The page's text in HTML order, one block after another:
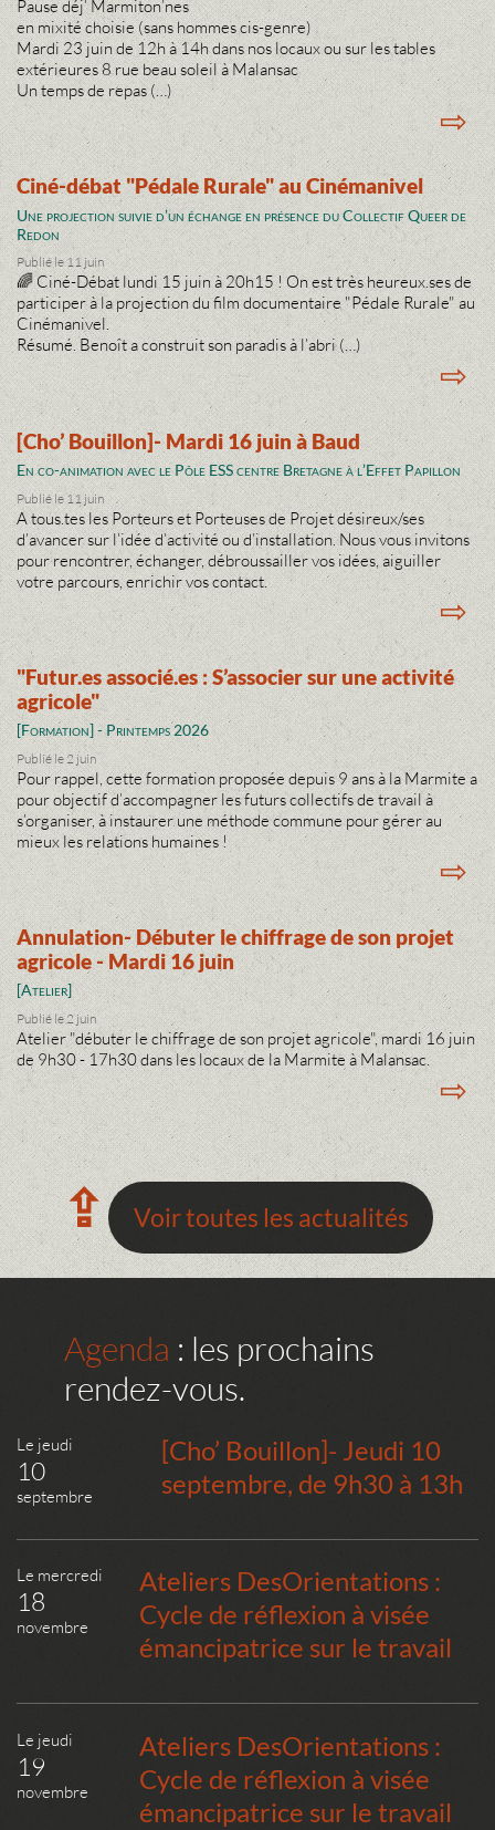
Pause déj’ Marmiton’nes
en mixité choisie (sans hommes cis-genre)
Mardi 23 juin de 12h à 14h dans nos locaux ou sur les tables
extérieures 8 rue beau soleil à Malansac
Un temps de repas (…)
⇨
Ciné-débat "Pédale Rurale" au Cinémanivel
Une projection suivie d’un échange en présence du Collectif Queer de
Redon
Publié le 11 juin
🌈 Ciné-Débat lundi 15 juin à 20h15 ! On est très heureux.ses de
participer à la projection du film documentaire "Pédale Rurale" au
Cinémanivel.
Résumé. Benoît a construit son paradis à l’abri (…)
⇨
[Cho’ Bouillon]- Mardi 16 juin à Baud
En co-animation avec le Pôle ESS centre Bretagne à l’Effet Papillon
Publié le 11 juin
A tous.tes les Porteurs et Porteuses de Projet désireux/ses
d’avancer sur l’idée d’activité ou d’installation. Nous vous invitons
pour rencontrer, échanger, débroussailler vos idées, aiguiller
votre parcours, enrichir vos contact.
⇨
"Futur.es associé.es : S’associer sur une activité
agricole"
[Formation] - Printemps 2026
Publié le 2 juin
Pour rappel, cette formation proposée depuis 9 ans à la Marmite a
pour objectif d’accompagner les futurs collectifs de travail à
s’organiser, à instaurer une méthode commune pour gérer au
mieux les relations humaines !
⇨
Annulation- Débuter le chiffrage de son projet
agricole - Mardi 16 juin
[Atelier]
Publié le 2 juin
Atelier "débuter le chiffrage de son projet agricole", mardi 16 juin
de 9h30 - 17h30 dans les locaux de la Marmite à Malansac.
⇨
⇪ Voir toutes les actualités
Agenda : les prochains
rendez-vous.
Le jeudi
10
septembre
[Cho’ Bouillon]- Jeudi 10
septembre, de 9h30 à 13h
Le mercredi
18
novembre
Ateliers DesOrientations :
Cycle de réflexion à visée
émancipatrice sur le travail
Le jeudi
19
novembre
Ateliers DesOrientations :
Cycle de réflexion à visée
émancipatrice sur le travail